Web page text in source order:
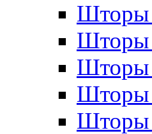
Шторы
Шторы
Шторы